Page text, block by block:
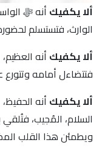
ألا يكفيك أنه ﷻ
الوارث، فتستسلم
ألا يكفيك أنه العظيم،
فتتضاءل أمامه
ألا يكفيك أنه
السلام، المُجيب،
ويطمئن هذا القلب